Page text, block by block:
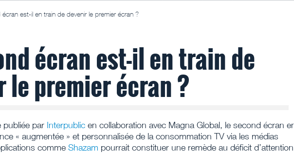
est-il en train de devenir le premier écran ?
écran est-il en train de
le premier écran ?
publiée par Interpublic en collaboration avec Magna Global, le second écran
« augmentée » et personnalisée de la consommation TV via les médias
comme Shazam pourrait constituer une remède au déficit d’attention